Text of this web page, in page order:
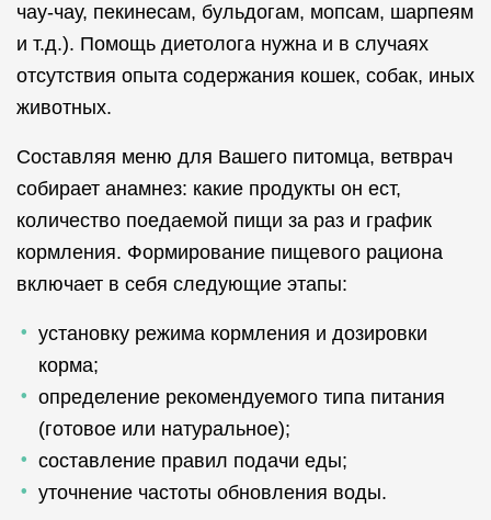
чау-чау, пекинесам, бульдогам, мопсам, шарпеям
и т.д.). Помощь диетолога нужна и в случаях
отсутствия опыта содержания кошек, собак, иных
животных.
Составляя меню для Вашего питомца, ветврач
собирает анамнез: какие продукты он ест,
количество поедаемой пищи за раз и график
кормления. Формирование пищевого рациона
включает в себя следующие этапы:
установку режима кормления и дозировки
корма;
определение рекомендуемого типа питания
(готовое или натуральное);
составление правил подачи еды;
уточнение частоты обновления воды.